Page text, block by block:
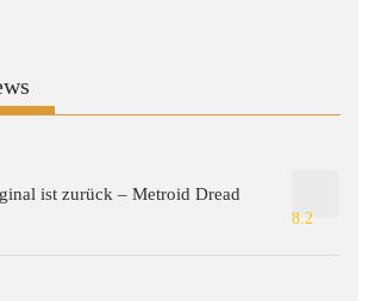
ist zurück – Metroid Dread
8.2